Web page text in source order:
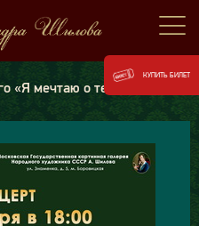
«Я мечтаю о тебе!»
КУПИТЬ БИЛЕТ